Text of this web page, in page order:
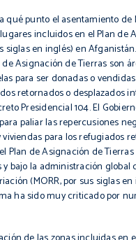
qué punto el asentamiento de
incluidos en el Plan de
siglas en inglés) enAfganistán
Asignación de Tierras son
para ser donadas o
retornados o desplazados
Presidencial 104. El
paliar las repercusiones
para los refugiados
Plan de Asignación de
bajo la administración global
(MORR, por sus siglas
ha sido muy criticado por